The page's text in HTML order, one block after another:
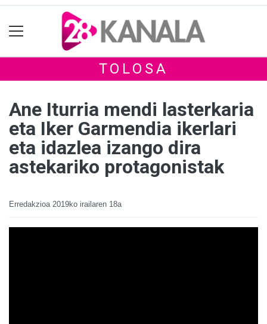
TOLOSA
Ane Iturria mendi lasterkaria
eta Iker Garmendia ikerlari
eta idazlea izango dira
astekariko protagonistak
Erredakzioa 2019ko irailaren 18a